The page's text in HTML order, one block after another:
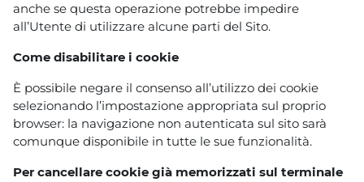
anche se questa operazione potrebbe impedire
all’Utente di utilizzare alcune parti del Sito.
Come disabilitare i cookie
È possibile negare il consenso all’utilizzo dei cookie
selezionando l’impostazione appropriata sul proprio
browser: la navigazione non autenticata sul sito sarà
comunque disponibile in tutte le sue funzionalità.
Per cancellare cookie già memorizzati sul terminale